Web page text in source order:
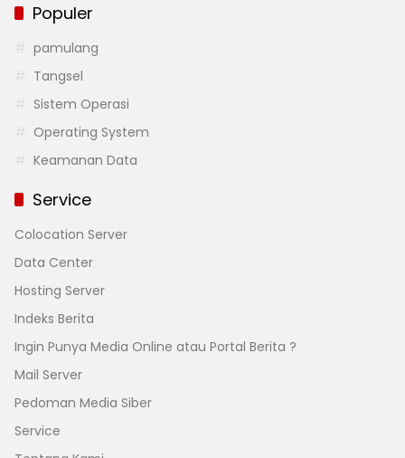
Populer
pamulang
Tangsel
Sistem Operasi
Operating System
Keamanan Data
Service
Colocation Server
Data Center
Hosting Server
Indeks Berita
Ingin Punya Media Online atau Portal Berita ?
Mail Server
Pedoman Media Siber
Service